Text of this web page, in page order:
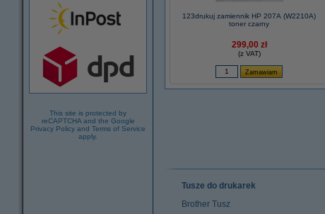
This site is protected by
reCAPTCHA and the Google
Privacy Policy and Terms of Service
apply.
123drukuj zamiennik HP 207A (W2210A)
toner czarny
299,00 zł
(z VAT)
Tusze do drukarek
Brother Tusz